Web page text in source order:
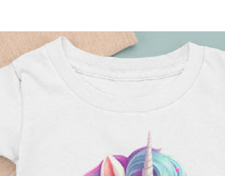
Bügelbilder